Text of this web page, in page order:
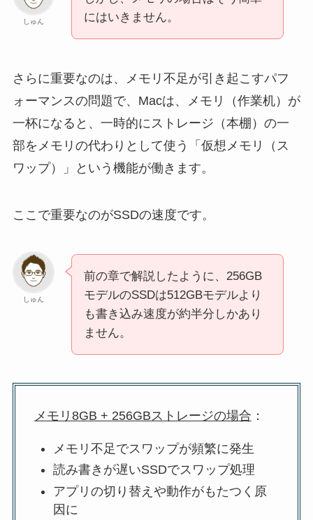
しゅん
にはいきません。
さらに重要なのは、メモリ不足が引き起こすパフ
ォーマンスの問題で、Macは、メモリ（作業机）が
一杯になると、一時的にストレージ（本棚）の一
部をメモリの代わりとして使う「仮想メモリ（ス
ワップ）」という機能が働きます。
ここで重要なのがSSDの速度です。
しゅん
前の章で解説したように、256GB
モデルのSSDは512GBモデルより
も書き込み速度が約半分しかあり
ません。
メモリ8GB + 256GBストレージの場合 ：
メモリ不足でスワップが頻繁に発生
読み書きが遅いSSDでスワップ処理
アプリの切り替えや動作がもたつく原
因に